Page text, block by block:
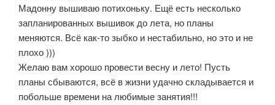
Мадонну вышиваю потихоньку. Ещё есть несколько
запланированных вышивок до лета, но планы
меняются. Всё как-то зыбко и нестабильно, но это и не
плохо )))
Желаю вам хорошо провести весну и лето! Пусть
планы сбываются, всё в жизни удачно складывается и
побольше времени на любимые занятия!!!